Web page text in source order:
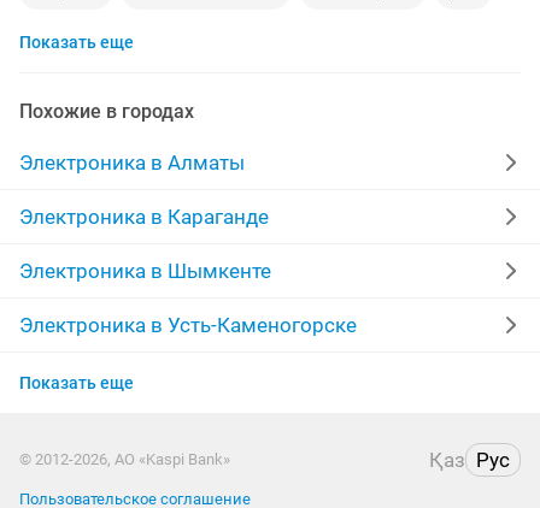
игровой компьютер
playstation стиральная машина
айфон 7 беспроводные наушники
моноблок обмен ddr2
macbook
Показать еще
Похожие в городах
Электроника в Алматы
Электроника в Караганде
Электроника в Шымкенте
Электроника в Усть-Каменогорске
Электроника в Актобе
Электроника в Таразе
Показать еще
© 2012-2026, АО «Kaspi Bank» Қаз Рус
Пользовательское соглашение